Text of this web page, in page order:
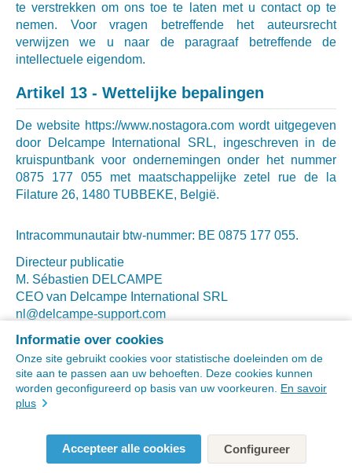
te verstrekken om ons toe te laten met u contact op te
nemen. Voor vragen betreffende het auteursrecht
verwijzen we u naar de paragraaf betreffende de
intellectuele eigendom.
Artikel 13 - Wettelijke bepalingen
De website https://www.nostagora.com wordt uitgegeven
door Delcampe International SRL, ingeschreven in de
kruispuntbank voor ondernemingen onder het nummer
0875 177 055 met maatschappelijke zetel rue de la
Filature 26, 1480 TUBBEKE, België.
Intracommunautair btw-nummer: BE 0875 177 055.
Directeur publicatie
M. Sébastien DELCAMPE
CEO van Delcampe International SRL
nl@delcampe-support.com
Deze website wordt gehost door OVH - 2 rue kellermann
BP 80157 59053 ROUBAIX CEDEX 1 - Frankrijk
SAS met maatschappelijk kapitaal van € 10 174 560,00 -
RCS LILLE METROPOLE 424 761 419 00045 - Code
APE 2620Z
Informatie over cookies
Onze site gebruikt cookies voor statistische doeleinden om de
site aan te passen aan uw behoeften. Deze cookies kunnen
worden geconfigureerd op basis van uw voorkeuren. En savoir
plus
Accepteer alle cookies Configureer